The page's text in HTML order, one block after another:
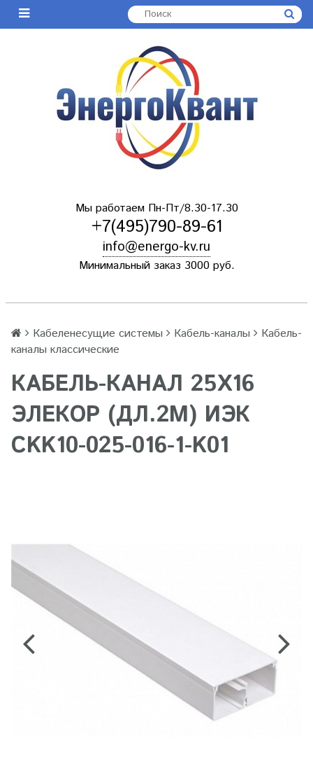
Мы работаем Пн-Пт/8.30-17.30
+7(495)790-89-61
info@energo-kv.ru
Минимальный заказ 3000 руб.
Кабеленесущие системы Кабель-каналы
Кабель-
каналы классические
КАБЕЛЬ-КАНАЛ 25Х16
ЭЛЕКОР (ДЛ.2М) ИЭК
CKK10-025-016-1-K01